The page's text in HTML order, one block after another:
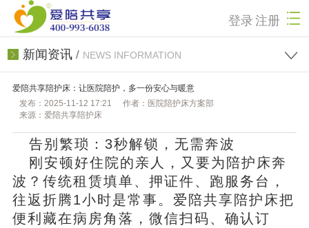
登录 注册
新闻资讯 / NEWS INFORMATION
爱陪共享陪护床：让医院陪护，多一份安心与暖意
发布：2025-11-12 17:21
作者：医院陪护床方案部
来源：爱陪共享陪护床
告别繁琐：3秒解锁，无需奔波
刚安顿好住院的亲人，又要为陪护床奔
波？传统租赁填单、押证件、跑服务台，
往返折腾1小时是常事。 爱陪共享陪护床把
便利藏在病房角落，微信扫码、确认订